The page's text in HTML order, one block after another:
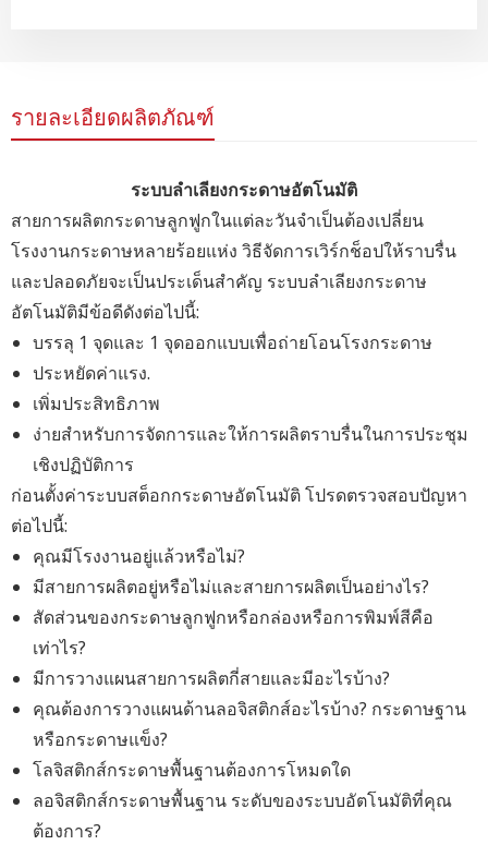
รายละเอียดผลิตภัณฑ์
ระบบลำเลียงกระดาษอัตโนมัติ
สายการผลิตกระดาษลูกฟูกในแต่ละวันจำเป็นต้องเปลี่ยน
โรงงานกระดาษหลายร้อยแห่ง วิธีจัดการเวิร์กช็อปให้ราบรื่น
และปลอดภัยจะเป็นประเด็นสำคัญ ระบบลำเลียงกระดาษ
อัตโนมัติมีข้อดีดังต่อไปนี้:
บรรลุ 1 จุดและ 1 จุดออกแบบเพื่อถ่ายโอนโรงกระดาษ
ประหยัดค่าแรง.
เพิ่มประสิทธิภาพ
ง่ายสำหรับการจัดการและให้การผลิตราบรื่นในการประชุม
เชิงปฏิบัติการ
ก่อนตั้งค่าระบบสต็อกกระดาษอัตโนมัติ โปรดตรวจสอบปัญหา
ต่อไปนี้:
คุณมีโรงงานอยู่แล้วหรือไม่?
มีสายการผลิตอยู่หรือไม่และสายการผลิตเป็นอย่างไร?
สัดส่วนของกระดาษลูกฟูกหรือกล่องหรือการพิมพ์สีคือ
เท่าไร?
มีการวางแผนสายการผลิตกี่สายและมีอะไรบ้าง?
คุณต้องการวางแผนด้านลอจิสติกส์อะไรบ้าง? กระดาษฐาน
หรือกระดาษแข็ง?
โลจิสติกส์กระดาษพื้นฐานต้องการโหมดใด
ลอจิสติกส์กระดาษพื้นฐาน ระดับของระบบอัตโนมัติที่คุณ
ต้องการ?